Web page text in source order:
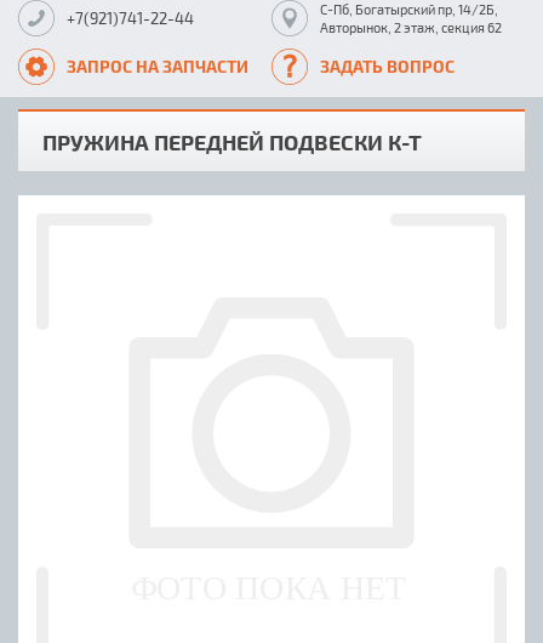
+7(921)741-22-44
С-Пб, Богатырский пр, 14/2Б,
Авторынок, 2 этаж, секция 62
ЗАПРОС НА ЗАПЧАСТИ ЗАДАТЬ ВОПРОС
ПРУЖИНA ПЕРЕДНЕЙ ПОДВЕСКИ К-Т